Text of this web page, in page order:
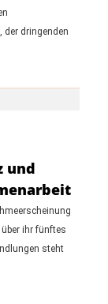
der dringenden
und
ihr fünftes
steht